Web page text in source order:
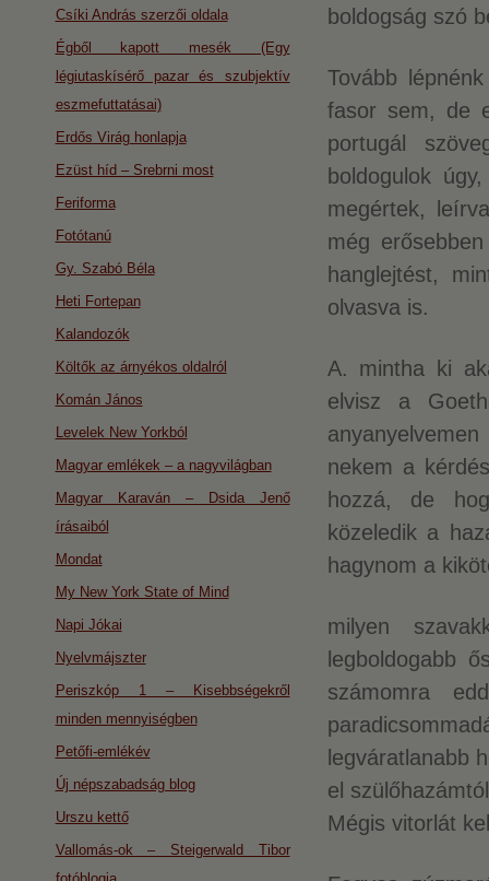
boldogság szó
Tovább
fasor sem, de
portugál
boldogulok
megértek,
még
hanglejtést,
olvasva is.
A. mintha ki
elvisz a
nekem a
hozzá, de
közeledik a
hagynom a
milyen
legboldogabb
számomra
legváratlanabb
el
Mégis vitorlát
Csíki András szerzői oldala
Égből kapott mesék (Egy
légiutaskísérő pazar és szubjektív
eszmefuttatásai)
Erdős Virág honlapja
Ezüst híd – Srebrni most
Feriforma
Fotótanú
Gy. Szabó Béla
Heti Fortepan
Kalandozók
Költők az árnyékos oldalról
Komán János
Levelek New Yorkból
Magyar emlékek – a nagyvilágban
Magyar Karaván – Dsida Jenő
írásaiból
Mondat
My New York State of Mind
Napi Jókai
Nyelvmájszter
Periszkóp 1 – Kisebbségekről
minden mennyiségben
Petőfi-emlékév
Új népszabadság blog
Urszu kettő
Vallomás-ok – Steigerwald Tibor